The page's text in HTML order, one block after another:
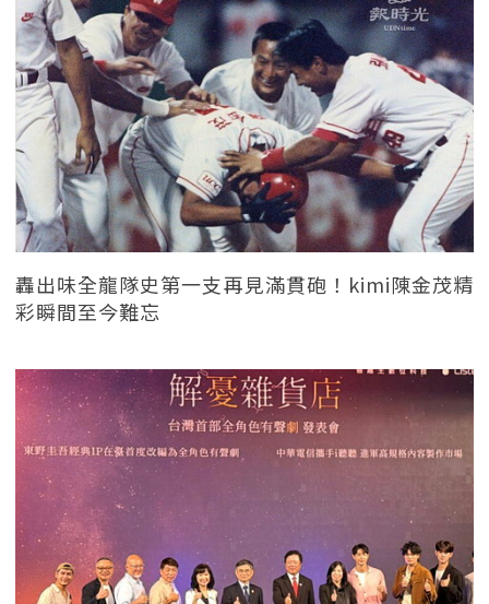
轟出味全龍隊史第一支再見滿貫砲！kimi陳金茂精
彩瞬間至今難忘